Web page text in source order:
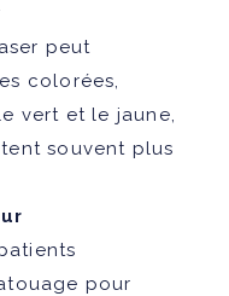
peut
colorées,
vert et le jaune,
souvent plus
pour